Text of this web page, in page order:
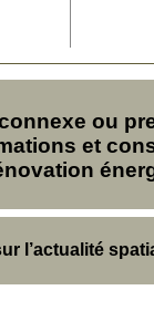
ou
et
l’actualité